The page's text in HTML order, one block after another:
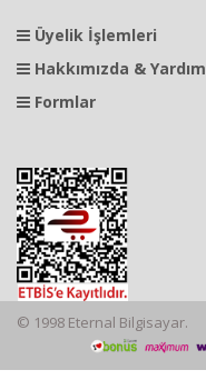
Üyelik İşlemleri
Hakkımızda & Yardım
Formlar
© 1998 Eternal Bilgisayar.